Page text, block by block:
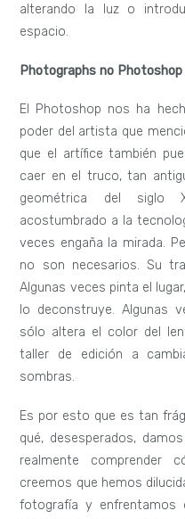
alterando la luz o
espacio.
Photographs no Photoshop
El Photoshop nos ha
poder del artista que
que el artífice también
caer en el truco, tan
geométrica del siglo
acostumbrado a la
veces engaña la mirada.
no son necesarios. Su
Algunas veces pinta el
lo deconstruye. Algunas
sólo altera el color del
taller de edición a
sombras.
Es por esto que es tan
qué, desesperados,
realmente comprender
creemos que hemos
fotografía y enfrentamos